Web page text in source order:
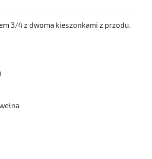
3/4 z dwoma kieszonkami z przodu.